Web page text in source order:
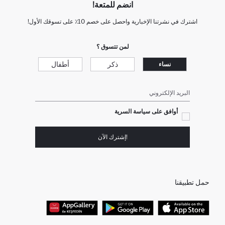
انضم للمتعة!
اشترك في نشرتنا الإخبارية واحصل على خصم 10٪ على تسوقك الأول!
لمن تتسوق ؟
نساء ذكر أطفال
البريد الإلكتروني
أوافق على سياسة السرية
!إشترك الآن
حمل تطبيقنا